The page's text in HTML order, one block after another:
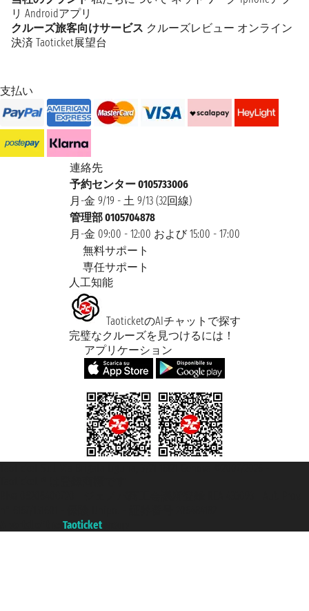
リ Androidアプリ
クルーズ旅客向けサービス クルーズレビュー オンライン
決済 Taoticket展望台
支払い
連絡先
予約センター 0105733006
月-金 9/19 - 土 9/13 (32回線)
管理部 0105704878
月-金 09:00 - 12:00 および 15:00 - 17:00
無料サポート
専任サポート
人工知能
TaoticketのAIチャットで探す
完璧なクルーズを見つけるには！
アプリケーション
Taoticket